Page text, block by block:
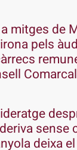
mitges de
pels
Comarcal
sense
deixa